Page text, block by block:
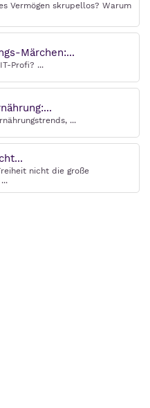
Vermögen skrupellos? Warum
Märchen:...
Profi? ...
...
nicht die große